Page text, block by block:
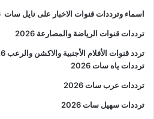
اسماء وترددات قنوات الاخبار على نايل سات
ترددات قنوات الرياضة والمصارعة 2026
تردد قنوات الأفلام الأجنبية والاكشن والرعب
ترددات ياه سات 2026
ترددات عرب سات 2026
ترددات سهيل سات 2026